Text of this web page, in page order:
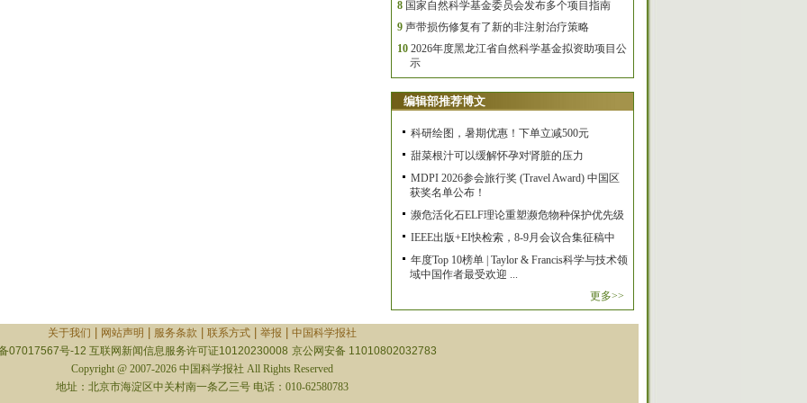
8 国家自然科学基金委员会发布多个项目指南
9 声带损伤修复有了新的非注射治疗策略
10 2026年度黑龙江省自然科学基金拟资助项目公
示
编辑部推荐博文
科研绘图，暑期优惠！下单立减500元
甜菜根汁可以缓解怀孕对肾脏的压力
MDPI 2026参会旅行奖 (Travel Award) 中国区
获奖名单公布！
濒危活化石ELF理论重塑濒危物种保护优先级
IEEE出版+EI快检索，8-9月会议合集征稿中
年度Top 10榜单 | Taylor & Francis科学与技术领
域中国作者最受欢迎 ...
更多>>
关于我们 网站声明 服务条款 联系方式| 举报
中国科学报社
07017567号-12 互联网新闻信息服务许可证10120230008 京公网安备 11010802032783
Copyright @ 2007-2026 中国科学报社 All Rights Reserved
地址：北京市海淀区中关村南一条乙三号 电话：010-62580783